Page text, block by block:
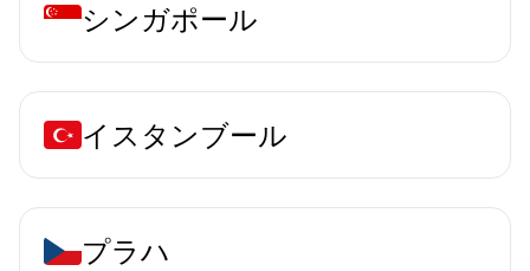
シンガポール
イスタンブール
プラハ